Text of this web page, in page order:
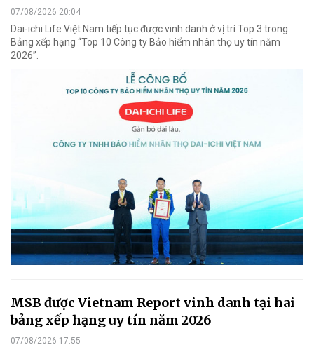
07/08/2026 20:04
Dai-ichi Life Việt Nam tiếp tục được vinh danh ở vị trí Top 3 trong
Bảng xếp hạng “Top 10 Công ty Bảo hiểm nhân thọ uy tín năm
2026”.
MSB được Vietnam Report vinh danh tại hai
bảng xếp hạng uy tín năm 2026
07/08/2026 17:55